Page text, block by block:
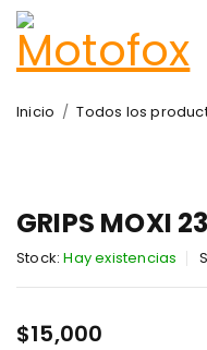
Inicio / Todos los
GRIPS MOXI
Stock: Hay existencias
$15,000